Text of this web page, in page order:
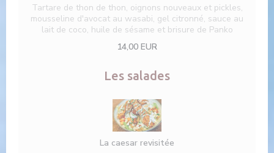
Tartare de thon de thon, oignons nouveaux et pickles,
mousseline d'avocat au wasabi, gel citronné, sauce au
lait de coco, huile de sésame et brisure de Panko
14,00 EUR
Les salades
La caesar revisitée